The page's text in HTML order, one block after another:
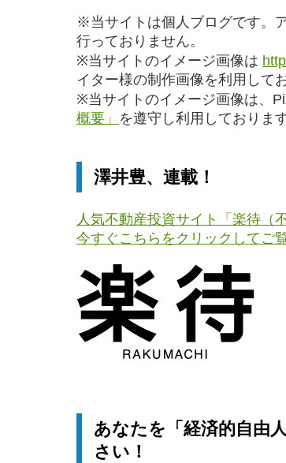
※当サイトは個人ブログです。
行っておりません。
※当サイトのイメージ画像は
イター様の制作画像を利用して
※当サイトのイメージ画像は、
概要」 を遵守し利用しております
澤井豊、連載！
人気不動産投資サイト「楽待（
今すぐこちらをクリックしてご
あなたを「経済的自由
さい！